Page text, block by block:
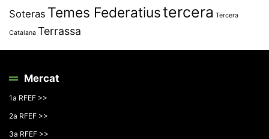
Soteras Temes Federatiustercera Tercera
Catalana Terrassa
Mercat
1a RFEF >>
2a RFEF >>
3a RFEF >>